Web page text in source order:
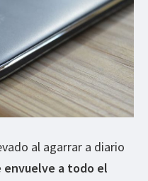
al agarrar a diario
envuelve a todo el